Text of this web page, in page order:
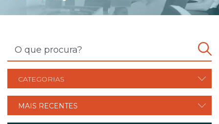
CATEGORIAS
MAIS RECENTES